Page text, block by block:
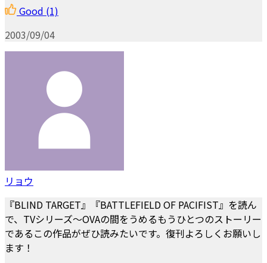
Good (1)
2003/09/04
リョウ
『BLIND TARGET』『BATTLEFIELD OF PACIFIST』を読ん
で、TVシリーズ～OVAの間をうめるもうひとつのストーリー
であるこの作品がぜひ読みたいです。復刊よろしくお願いし
ます！